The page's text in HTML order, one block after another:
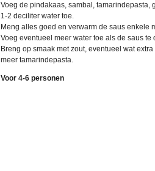
Voeg de pindakaas, sambal, tamarindepasta,
1-2 deciliter water toe.
Meng alles goed en verwarm de saus enkele
Voeg eventueel meer water toe als de saus te
Breng op smaak met zout, eventueel wat
meer tamarindepasta.
Voor 4-6 personen